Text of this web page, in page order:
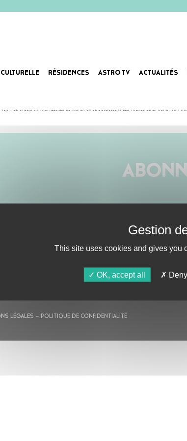
RÉSIDENCES ASTRO TV ACTUALITÉS
teint de cyberpunk aux allures de manga où se bousculent les thèmes de la condition
LÉGALES – POLITIQUE DE CONFIDENTIALITÉ
This site uses cookies and gives you
OK, accept all